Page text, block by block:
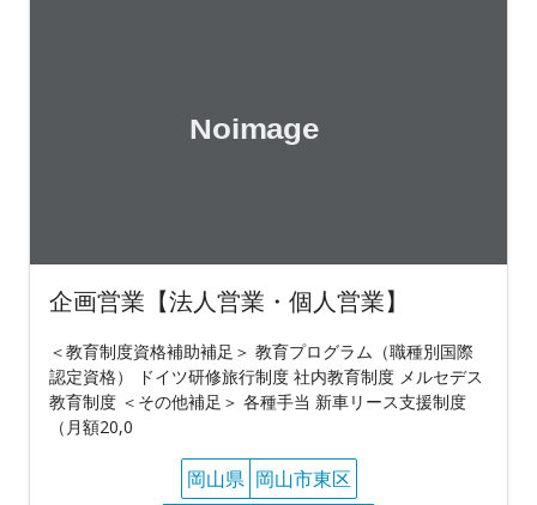
企画営業【法人営業・個人営業】
＜教育制度資格補助補足＞ 教育プログラム（職種別国際
認定資格） ドイツ研修旅行制度 社内教育制度 メルセデス
教育制度 ＜その他補足＞ 各種手当 新車リース支援制度
（月額20,0
岡山県 岡山市東区